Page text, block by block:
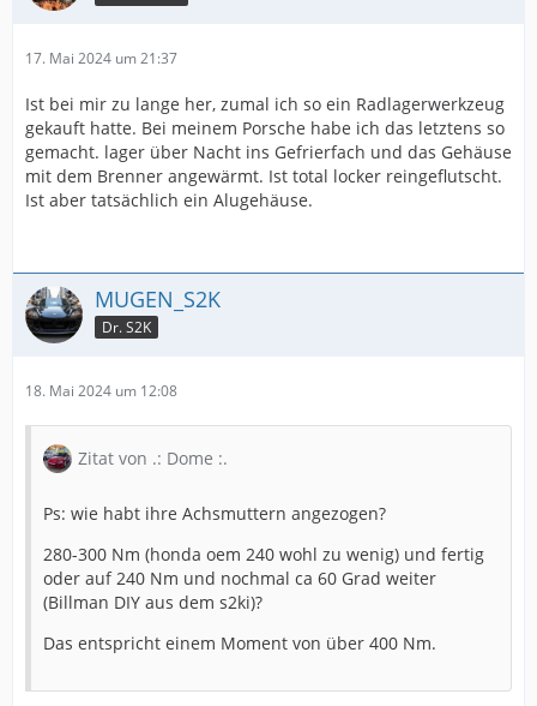
17. Mai 2024 um 21:37
Ist bei mir zu lange her, zumal ich so ein Radlagerwerkzeug
gekauft hatte. Bei meinem Porsche habe ich das letztens so
gemacht. lager über Nacht ins Gefrierfach und das Gehäuse
mit dem Brenner angewärmt. Ist total locker reingeflutscht.
Ist aber tatsächlich ein Alugehäuse.
MUGEN_S2K
Dr. S2K
18. Mai 2024 um 12:08
Zitat von .: Dome :.
Ps: wie habt ihre Achsmuttern angezogen?
280-300 Nm (honda oem 240 wohl zu wenig) und fertig
oder auf 240 Nm und nochmal ca 60 Grad weiter
(Billman DIY aus dem s2ki)?
Das entspricht einem Moment von über 400 Nm.